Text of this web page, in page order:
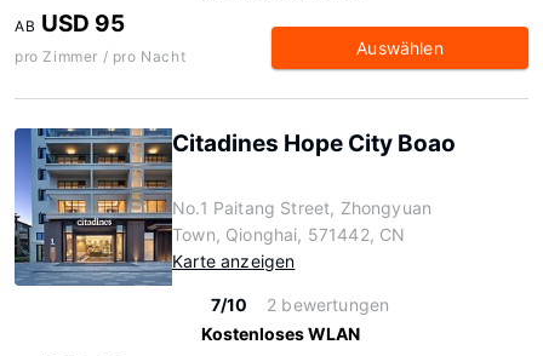
AB USD 95
pro Zimmer / pro Nacht Auswählen
Citadines Hope City Boao
No.1 Paitang Street, Zhongyuan
Town, Qionghai, 571442, CN
Karte anzeigen
7/10
2 bewertungen
Kostenloses WLAN